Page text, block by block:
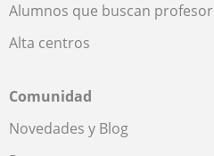
Alumnos que buscan profesor
Alta centros
Comunidad
Novedades y Blog